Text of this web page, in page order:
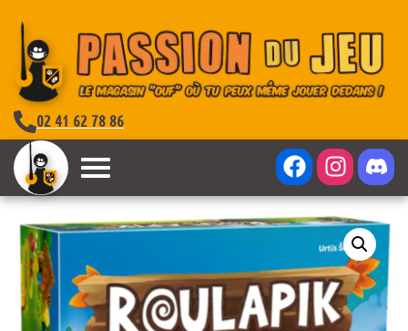
02 41 62 78 86